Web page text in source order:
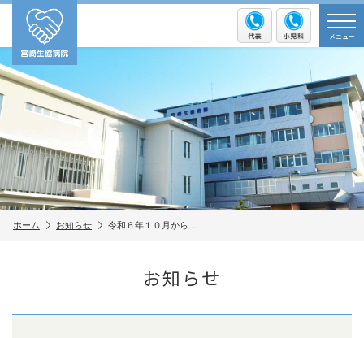
メニュー
ホーム お知らせ 令和６年１０月から…
お知らせ